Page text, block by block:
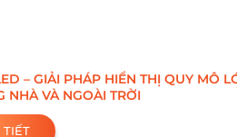
– GIẢI PHÁP HIỂN THỊ QUY MÔ
NHÀ VÀ NGOÀI TRỜI
TIẾT